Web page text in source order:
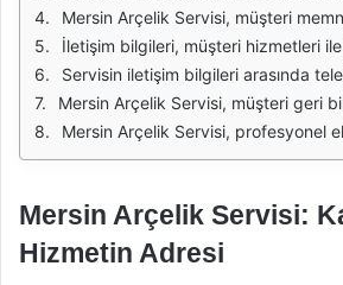
Mersin Arçelik Servisi, müşteri memnuniyetini ön planda tutarak, hızlı ve etkili çözümler sunmayı hedeflemektedir. Servis, Mersin genelinde geniş bir müşteri portföyüne sahiptir ve her geçen gün artan müşteri taleplerine yanıt verebilmek
İletişim bilgileri, müşteri hizmetleri ile kolayca ulaşım sağlamanın yanı sıra, acil durumlarda da hızlı bir şekilde destek almayı mümkün kılmaktadır. Mersin Arçelik Servisi, çeşitli iletişim kanallarıyla hizmet vermekte olup, müşteri taleplerini en kısa zamanda
Servisin iletişim bilgileri arasında telefon, e-posta ve sosyal medya kanalları yer almaktadır. Müşteriler, bu kanallar aracılığıyla servisle irtibata geçerek sorunlarını iletebilir, randevu alabilir veya teknik destek talep edebilirler.
Mersin Arçelik Servisi, müşteri geri bildirimlerine büyük önem vermekte ve bu geri bildirimleri hizmet kalitesini artırmak için kullanmaktadır. Müşterilerin memnuniyetini sağlayabilmek amacıyla sürekli olarak hizmetlerini gözden geçirmekte ve
Mersin Arçelik Servisi, profesyonel ekibi ve etkili iletişim kanalları ile müşterilerine en iyi hizmeti sunmayı hedeflemektedir. Gelişmiş teknolojik altyapısı ve müşteri odaklı yaklaşımı ile sektördeki yerini sağlamlaştırmaktadır. Müşterilerin
Mersin Arçelik Servisi:
Hizmetin Adresi